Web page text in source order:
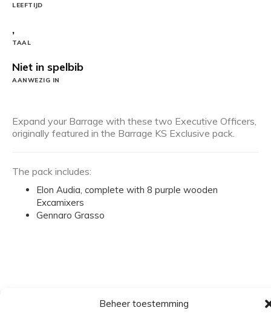
Beheer toestemming
LEEFTIJD
,
TAAL
Niet in spelbib
AANWEZIG IN
Expand your Barrage with these two Executive Officers,
originally featured in the Barrage KS Exclusive pack.
The pack includes:
Elon Audia, complete with 8 purple wooden
Excamixers
Gennaro Grasso